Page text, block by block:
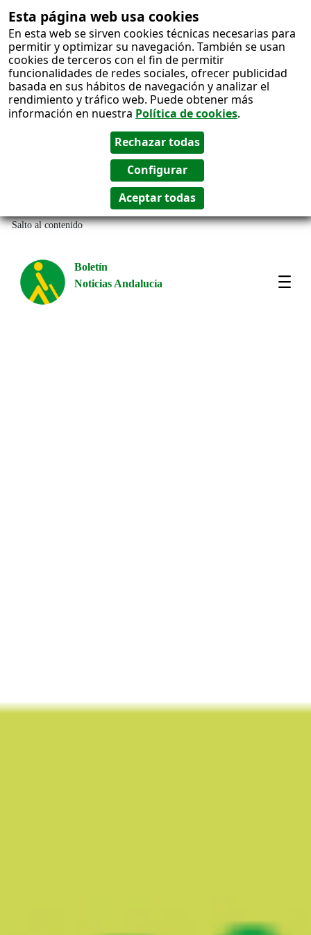
Esta página web usa cookies
En esta web se sirven cookies técnicas necesarias para
permitir y optimizar su navegación. También se usan
cookies de terceros con el fin de permitir
funcionalidades de redes sociales, ofrecer publicidad
basada en sus hábitos de navegación y analizar el
rendimiento y tráfico web. Puede obtener más
información en nuestra Política de cookies.
Salto al contenido
Boletín
Noticias Andalucía